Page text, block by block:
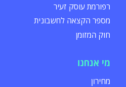
רפורמת עוסק זעיר
מספר הקצאה לחשבונית
חוק המזומן
מי אנחנו
מחירון